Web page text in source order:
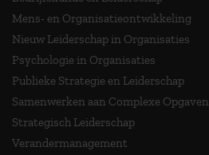
Mens- en Organisatieontwikkeling
Nieuw Leiderschap in Organisaties
Psychologie in Organisaties
Publieke Strategie en Leiderschap
Samenwerken aan Complexe Opgaven
Strategisch Leiderschap
Verandermanagement